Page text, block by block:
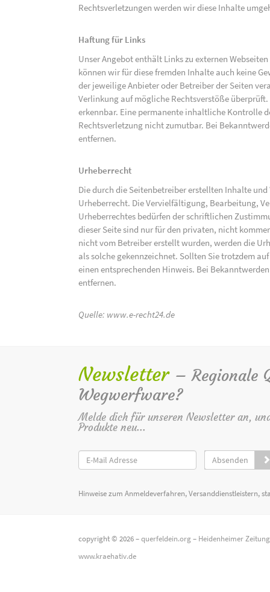
Rechtsverletzungen werden wir diese Inhalte
Haftung für Links
Unser Angebot enthält Links zu externen
können wir für diese fremden Inhalte auch keine
der jeweilige Anbieter oder Betreiber der Seiten
Verlinkung auf mögliche Rechtsverstöße
erkennbar. Eine permanente inhaltliche Kontrolle
Rechtsverletzung nicht zumutbar. Bei
entfernen.
Urheberrecht
Die durch die Seitenbetreiber erstellten Inhalte
Urheberrecht. Die Vervielfältigung, Bearbeitung,
Urheberrechtes bedürfen der schriftlichen
dieser Seite sind nur für den privaten, nicht
nicht vom Betreiber erstellt wurden, werden die
als solche gekennzeichnet. Sollten Sie trotzdem
einen entsprechenden Hinweis. Bei
entfernen.
Quelle: www.e-recht24.de
Newsletter – Regionale
Wegwerfware?
Melde dich für unseren Newsletter an,
Produkte neu...
Absenden
Hinweise zum Anmeldeverfahren, Versanddienstleistern,
copyright © 2026 –querfeldein.org– Heidenheimer
www.kraehativ.de